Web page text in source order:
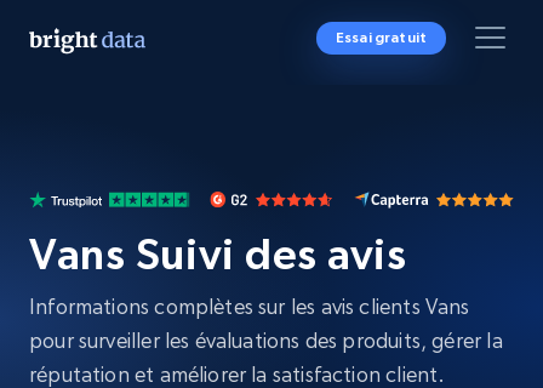
Essai gratuit
Vans Suivi des avis
Informations complètes sur les avis clients Vans
pour surveiller les évaluations des produits, gérer la
réputation et améliorer la satisfaction client.